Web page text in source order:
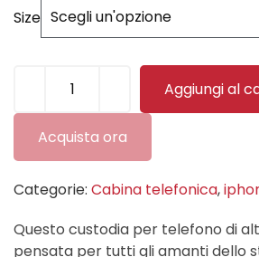
Size
Aggiungi al
Acquista ora
Categorie: Cabina telefonica,
Questo custodia per telefono di
pensata per tutti gli amanti dello